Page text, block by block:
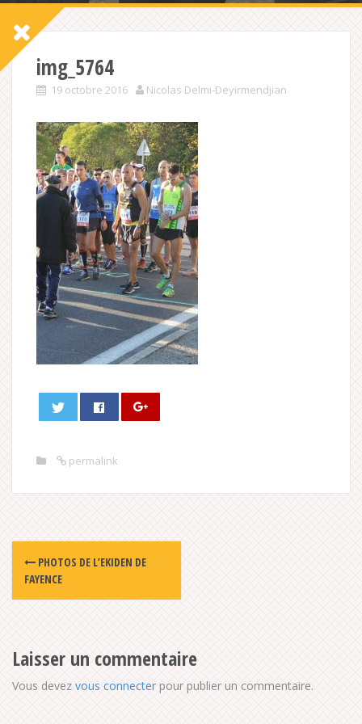
img_5764
19 octobre 2016 Nicolas Delmi-Deyirmendjian
permalink
Post
navigation
PHOTOS DE L’EKIDEN DE
FAYENCE
Laisser un commentaire
Vous devez vous connecter pour publier un commentaire.